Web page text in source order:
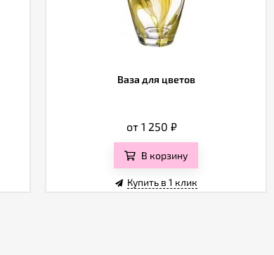
Ваза для цветов
от 1 250 ₽
В корзину
Купить в 1 клик